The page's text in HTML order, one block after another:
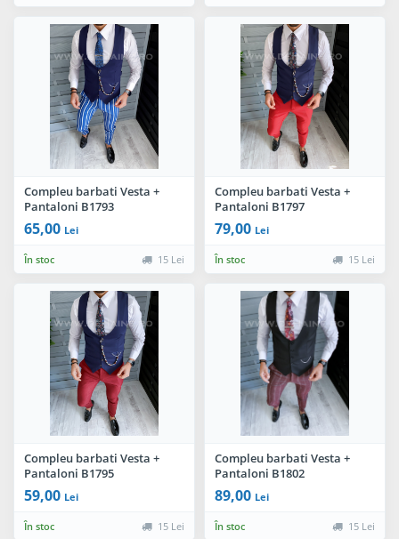
Compleu barbati Vesta +
Pantaloni B1793
65,00 Lei
În stoc 15 Lei
Compleu barbati Vesta +
Pantaloni B1797
79,00 Lei
În stoc 15 Lei
Compleu barbati Vesta +
Pantaloni B1795
59,00 Lei
În stoc 15 Lei
Compleu barbati Vesta +
Pantaloni B1802
89,00 Lei
În stoc 15 Lei